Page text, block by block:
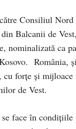
Consiliul
Balcanii de
nominalizată ca
România,
cu forțe și
de Vest.
face în